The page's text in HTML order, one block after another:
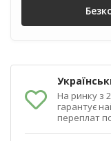
На ринку з
гарантує
переплат